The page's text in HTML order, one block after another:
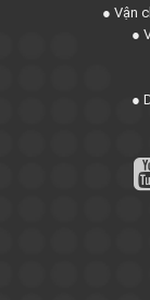
● Vận
●
●